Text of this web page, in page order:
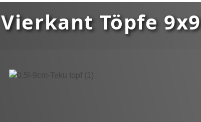
Vierkant Töpfe